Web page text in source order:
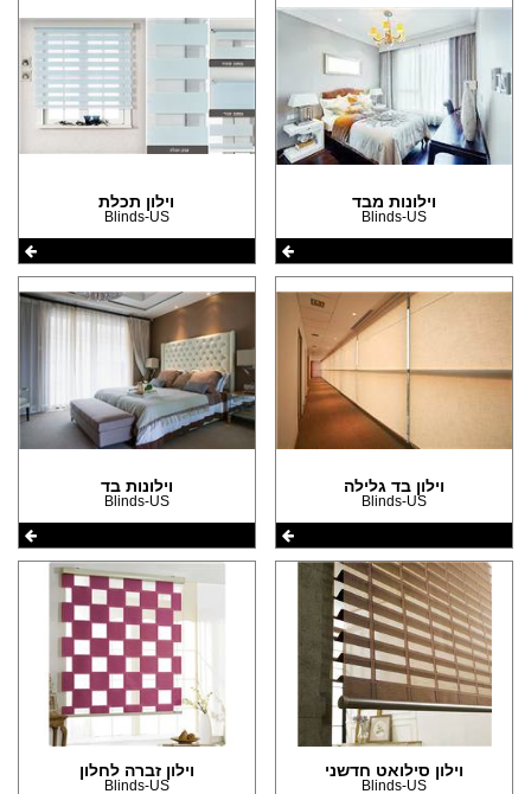
וילונות מבד
Blinds-US
וילון תכלת
Blinds-US
וילון בד גלילה
Blinds-US
וילונות בד
Blinds-US
וילון סילואט חדשני
Blinds-US
וילון זברה לחלון
Blinds-US